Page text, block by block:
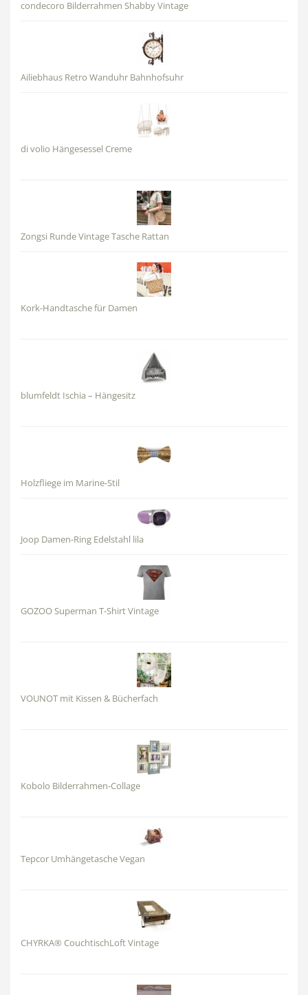
condecoro Bilderrahmen Shabby Vintage
Ailiebhaus Retro Wanduhr Bahnhofsuhr
di volio Hängesessel Creme
Zongsi Runde Vintage Tasche Rattan
Kork-Handtasche für Damen
blumfeldt Ischia – Hängesitz
Holzfliege im Marine-Stil
Joop Damen-Ring Edelstahl lila
GOZOO Superman T-Shirt Vintage
VOUNOT mit Kissen & Bücherfach
Kobolo Bilderrahmen-Collage
Tepcor Umhängetasche Vegan
CHYRKA® CouchtischLoft Vintage